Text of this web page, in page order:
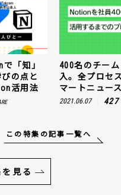
「知」
の点と
活用法
400名のチー
入。全プロセ
マートニュー
2021.06.07 427
この特集の記事一覧へ
見る